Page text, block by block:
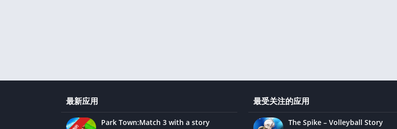
最新应用
Park Town:Match 3 with a story
最受关注的应用
The Spike – Volleyball Story